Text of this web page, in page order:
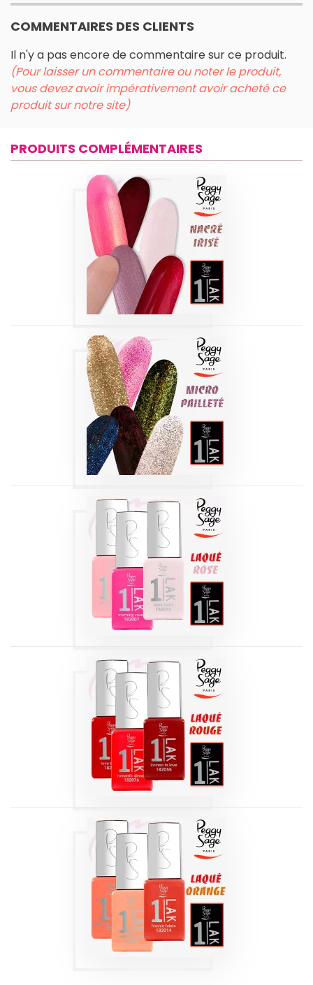
COMMENTAIRES DES CLIENTS
Il n'y a pas encore de commentaire sur ce produit.
(Pour laisser un commentaire ou noter le produit,
vous devez avoir impérativement avoir acheté ce
produit sur notre site)
PRODUITS COMPLÉMENTAIRES
1-LAK 3-EN-1 SÉRIE
| IRISÉS-NACRÉS 5
Produits
1-LAK 3-EN-1 SÉRIE
| MICRO-PAILLETÉ
5 ML
Produits
1-LAK 3-EN-1 SÉRIE
| LAQUÉ ROSE 5
ML
Produits
1-LAK 3-EN-1 SÉRIE
| LAQUÉ ROUGE 5
ML
Produits
1-LAK 3-EN-1 SÉRIE
| LAQUÉ ORANGE
5 ML
Produits